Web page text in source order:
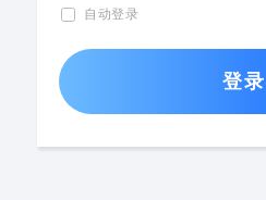
自动登录
登录